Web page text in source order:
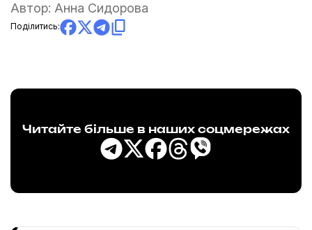
Автор: Анна Сидорова
Поділитись:
Читайте більше в наших соцмережах